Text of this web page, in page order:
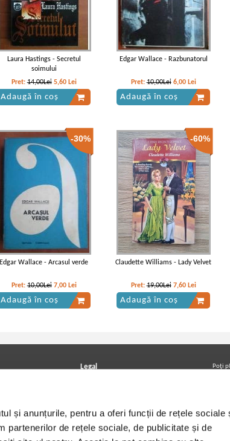
și anunțurile, pentru a oferi funcții de rețele sociale
partenerilor de rețele sociale, de publicitate și de
Laura Hastings - Secretul
soimului
Pret:14,00Lei 5,60 Lei
Adaugă în coș
Edgar Wallace - Razbunatorul
Pret:10,00Lei 6,00 Lei
Adaugă în coș
-30%
Edgar Wallace - Arcasul verde
Pret:10,00Lei 7,00 Lei
Adaugă în coș
-60%
Claudette Williams - Lady Velvet
Pret:19,00Lei 7,60 Lei
Adaugă în coș
Legal
Termeni si conditii
Utilizare cookie-uri
Poţi